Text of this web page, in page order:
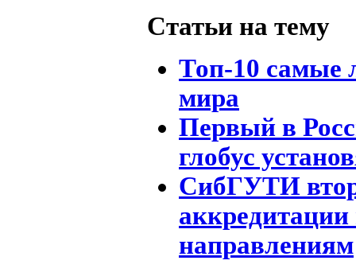
Статьи на тему
Топ-10 самые
мира
Первый в
глобус
СибГУТИ
аккредитации
направлениям